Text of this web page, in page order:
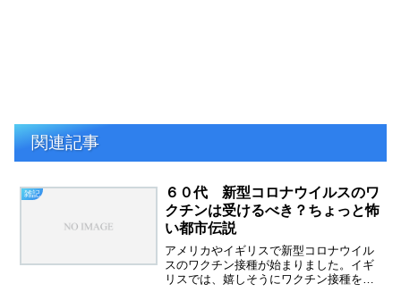
関連記事
雑記
６０代 新型コロナウイルスのワ
クチンは受けるべき？ちょっと怖
い都市伝説
アメリカやイギリスで新型コロナウイル
スのワクチン接種が始まりました。イギ
リスでは、嬉しそうにワクチン接種を受